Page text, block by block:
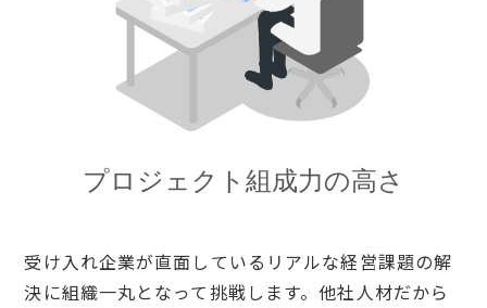
プロジェクト組成力の高さ
受け入れ企業が直面しているリアルな経営課題の解
決に組織一丸となって挑戦します。他社人材だから